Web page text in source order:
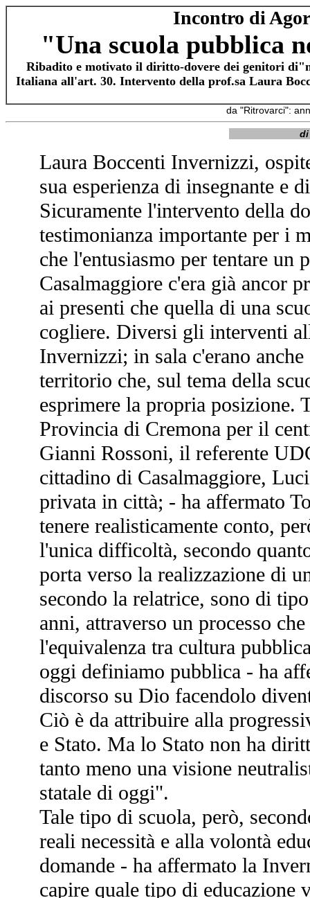
Incontro di
"Una scuola pubblica
Ribadito e motivato il diritto-dovere dei genitori
Italiana all'art. 30. Intervento della prof.sa Laura
da "Ritrovarci":
di
Laura Boccenti Invernizzi,
sua esperienza di insegnante e
Sicuramente l'intervento della
testimonianza importante per i
che l'entusiasmo per tentare un
Casalmaggiore c'era già ancor
ai presenti che quella di una
cogliere. Diversi gli interventi
Invernizzi; in sala c'erano
territorio che, sul tema della
esprimere la propria posizione.
Provincia di Cremona per il
Gianni Rossoni, il referente
cittadino di Casalmaggiore,
privata in città; - ha affermato
tenere realisticamente conto,
l'unica difficoltà, secondo
porta verso la realizzazione di
secondo la relatrice, sono di
anni, attraverso un processo
l'equivalenza tra cultura
oggi definiamo pubblica - ha
discorso su Dio facendolo
Ciò è da attribuire alla
e Stato. Ma lo Stato non ha
tanto meno una visione
statale di oggi".
Tale tipo di scuola, però,
reali necessità e alla volontà
domande - ha affermato la
capire quale tipo di